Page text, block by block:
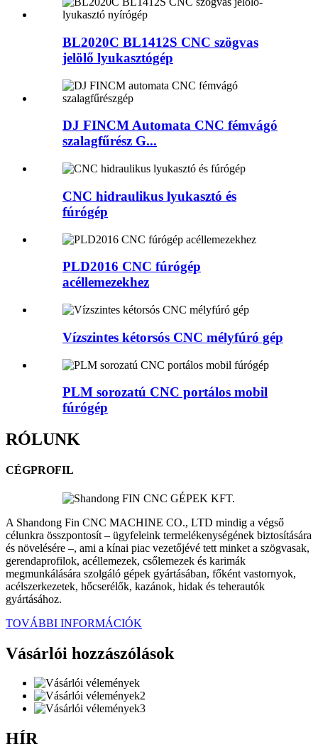
BL2020C BL1412S CNC szögvas
jelölő lyukasztógép
DJ FINCM Automata CNC fémvágó
szalagfűrész G...
CNC hidraulikus lyukasztó és
fúrógép
PLD2016 CNC fúrógép
acéllemezekhez
Vízszintes kétorsós CNC mélyfúró gép
PLM sorozatú CNC portálos mobil
fúrógép
RÓLUNK
CÉGPROFIL
A Shandong Fin CNC MACHINE CO., LTD mindig a végső
célunkra összpontosít – ügyfeleink termelékenységének biztosítására
és növelésére –, ami a kínai piac vezetőjévé tett minket a szögvasak,
gerendaprofilok, acéllemezek, csőlemezek és karimák
megmunkálására szolgáló gépek gyártásában, főként vastornyok,
acélszerkezetek, hőcserélők, kazánok, hidak és teherautók
gyártásához.
TOVÁBBI INFORMÁCIÓK
Vásárlói hozzászólások
HÍR